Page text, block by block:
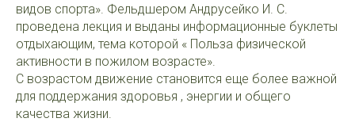
видов спорта». Фельдшером Андрусейко И. С.
проведена лекция и выданы информационные буклеты
отдыхающим, тема которой « Польза физической
активности в пожилом возрасте».
С возрастом движение становится еще более важной
для поддержания здоровья , энергии и общего
качества жизни.